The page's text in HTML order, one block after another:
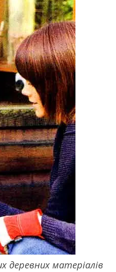
деревних матеріалів